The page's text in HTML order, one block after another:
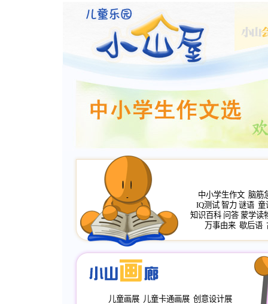
中小学生作文 脑筋
IQ测试 智力 谜语 童
知识百科 问答 蒙学读
万事由来 歇后语
儿童画展 儿童卡通画展 创意设计展